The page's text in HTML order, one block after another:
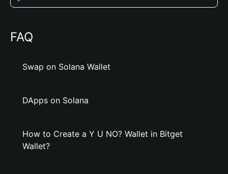
FAQ
Swap on Solana Wallet
DApps on Solana
How to Create a Y U NO? Wallet in Bitget
Wallet?